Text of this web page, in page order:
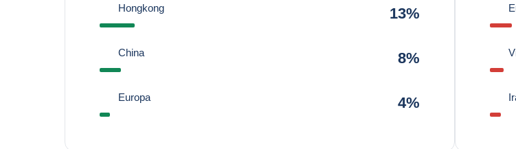
Hongkong 13%
China 8%
Europa 4%